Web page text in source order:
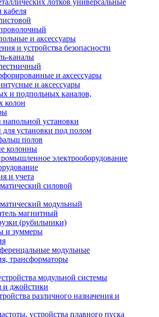
лотков универсальные
кабеля
и аксессуары
и устройства безопасности
каналы
и аксессуары
и аксессуары
и подпольных каналов,
колон
установки
установки под полом
полов
колонны
электрооборудование
и учета
силовой
модульный
магнитный
(рубильники)
и зуммеры
модульные
трансформаторы
модульной системы
и джойстики
различного назначения и
устройства плавного пуска